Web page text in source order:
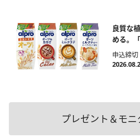
良質な
める。
申込締切
プレゼント＆モ